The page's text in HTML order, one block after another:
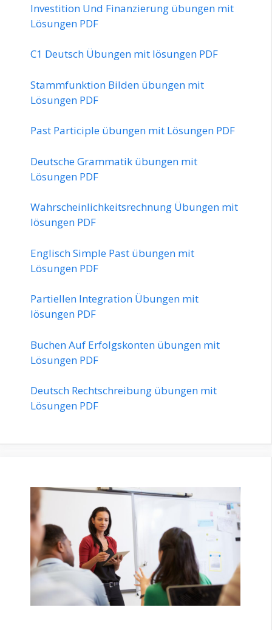
Investition Und Finanzierung übungen mit
Lösungen PDF
C1 Deutsch Übungen mit lösungen PDF
Stammfunktion Bilden übungen mit
Lösungen PDF
Past Participle übungen mit Lösungen PDF
Deutsche Grammatik übungen mit
Lösungen PDF
Wahrscheinlichkeitsrechnung Übungen mit
lösungen PDF
Englisch Simple Past übungen mit
Lösungen PDF
Partiellen Integration Übungen mit
lösungen PDF
Buchen Auf Erfolgskonten übungen mit
Lösungen PDF
Deutsch Rechtschreibung übungen mit
Lösungen PDF